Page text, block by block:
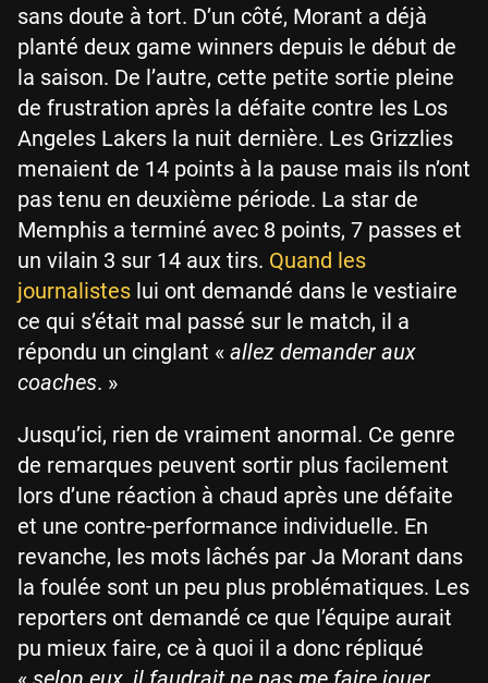
sans doute à tort. D’un côté, Morant a déjà
planté deux game winners depuis le début de
la saison. De l’autre, cette petite sortie pleine
de frustration après la défaite contre les Los
Angeles Lakers la nuit dernière. Les Grizzlies
menaient de 14 points à la pause mais ils n’ont
pas tenu en deuxième période. La star de
Memphis a terminé avec 8 points, 7 passes et
un vilain 3 sur 14 aux tirs. Quand les
journalistes lui ont demandé dans le vestiaire
ce qui s’était mal passé sur le match, il a
répondu un cinglant « allez demander aux
coaches. »
Jusqu’ici, rien de vraiment anormal. Ce genre
de remarques peuvent sortir plus facilement
lors d’une réaction à chaud après une défaite
et une contre-performance individuelle. En
revanche, les mots lâchés par Ja Morant dans
la foulée sont un peu plus problématiques. Les
reporters ont demandé ce que l’équipe aurait
pu mieux faire, ce à quoi il a donc répliqué